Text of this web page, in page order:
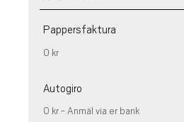
Pappersfaktura
0 kr
Autogiro
0 kr - Anmäl via er bank